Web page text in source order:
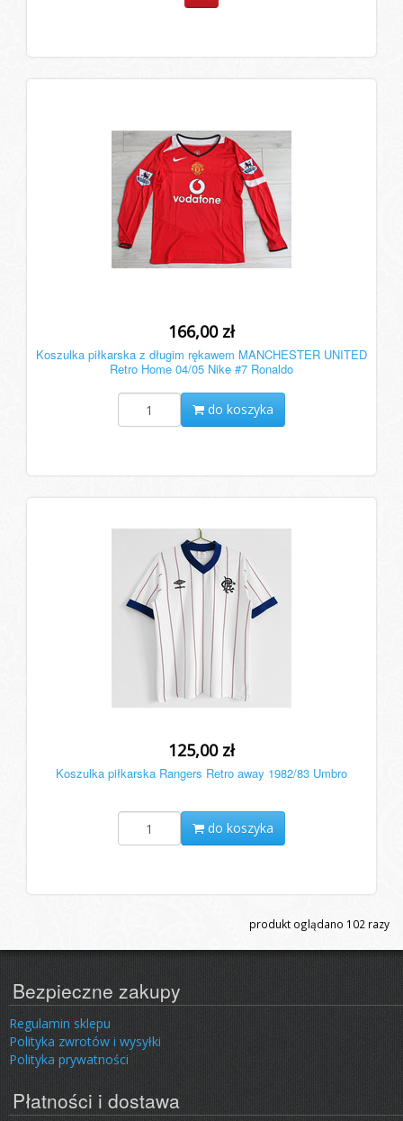
166,00 zł
Koszulka piłkarska z długim rękawem MANCHESTER UNITED
Retro Home 04/05 Nike #7 Ronaldo
do koszyka
125,00 zł
Koszulka piłkarska Rangers Retro away 1982/83 Umbro
do koszyka
produkt oglądano 102 razy
Bezpieczne zakupy
Regulamin sklepu
Polityka zwrotów i wysyłki
Polityka prywatności
Płatności i dostawa